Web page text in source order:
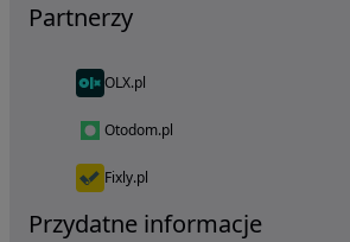
Partnerzy
OLX.pl
Otodom.pl
Fixly.pl
Przydatne informacje